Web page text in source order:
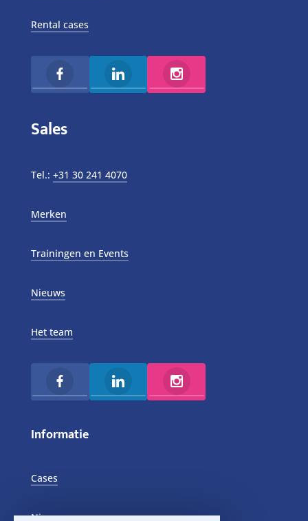
Rental cases
Sales
Tel.: +31 30 241 4070
Merken
Trainingen en Events
Nieuws
Het team
Informatie
Cases
Nieuws